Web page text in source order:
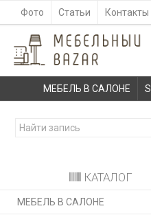
Фото Статьи Контакты
МЕБЕЛЬ В САЛОНЕ
КАТАЛОГ
МЕБЕЛЬ В САЛОНЕ